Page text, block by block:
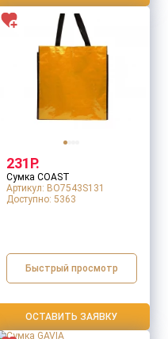
231Р.
Сумка COAST
Артикул: BO7543S131
Доступно:5363
Быстрый просмотр
ОСТАВИТЬ ЗАЯВКУ
2